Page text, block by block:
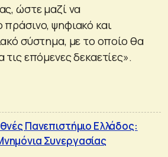
ώστε μαζί να
ψηφιακό και
σύστημα, με το οποίο θα
επόμενες δεκαετίες».
Πανεπιστήμιο Ελλάδος:
Συνεργασίας